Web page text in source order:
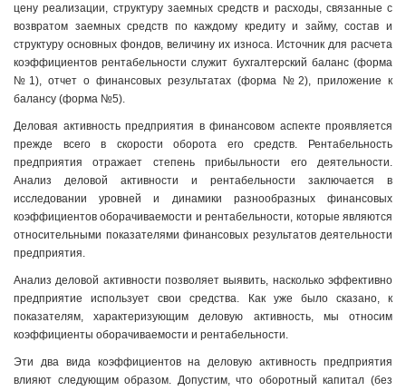
цену реализации, структуру заемных средств и расходы, связанные с
возвратом заемных средств по каждому кредиту и займу, состав и
структуру основных фондов, величину их износа. Источник для расчета
коэффициентов рентабельности служит бухгалтерский баланс (форма
№1), отчет о финансовых результатах (форма №2), приложение к
балансу (форма №5).
Деловая активность предприятия в финансовом аспекте проявляется
прежде всего в скорости оборота его средств. Рентабельность
предприятия отражает степень прибыльности его деятельности.
Анализ деловой активности и рентабельности заключается в
исследовании уровней и динамики разнообразных финансовых
коэффициентов оборачиваемости и рентабельности, которые являются
относительными показателями финансовых результатов деятельности
предприятия.
Анализ деловой активности позволяет выявить, насколько эффективно
предприятие использует свои средства. Как уже было сказано, к
показателям, характеризующим деловую активность, мы относим
коэффициенты оборачиваемости и рентабельности.
Эти два вида коэффициентов на деловую активность предприятия
влияют следующим образом. Допустим, что оборотный капитал (без